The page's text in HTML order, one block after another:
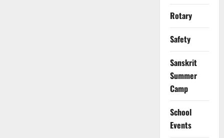
Rotary
Safety
Sanskrit
Summer
Camp
School
Events